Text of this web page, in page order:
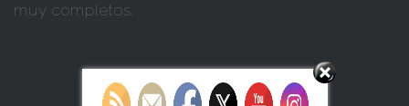
muy completos.